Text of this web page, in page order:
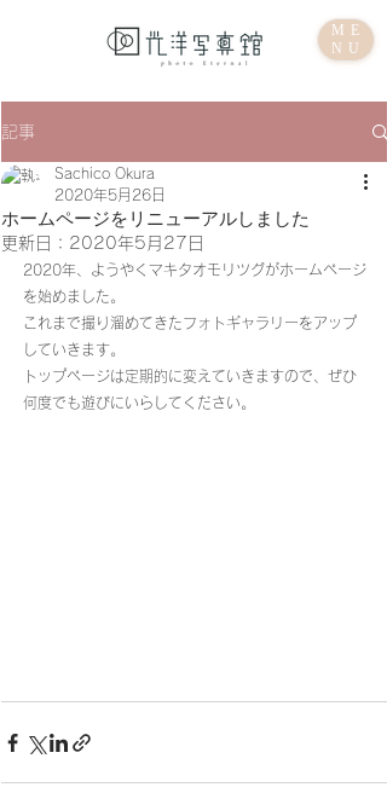
ME
NU
記事
ホームページをリニューアルしました
Sachico Okura
2020年5月26日
更新日： 2020年5月27日
2020年、ようやくマキタオモリツグがホームページ
を始めました。
これまで撮り溜めてきたフォトギャラリーをアップ
していきます。
トップページは定期的に変えていきますので、ぜひ
何度でも遊びにいらしてください。